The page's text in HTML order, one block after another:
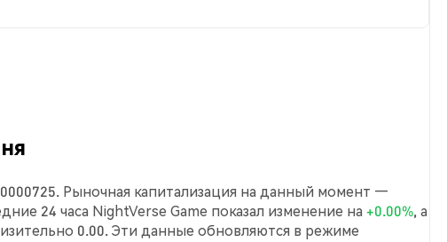
Рыночная капитализация на данный момент —
24 часа NightVerse Game показал изменение на +0.00%, а
0.00. Эти данные обновляются в режиме